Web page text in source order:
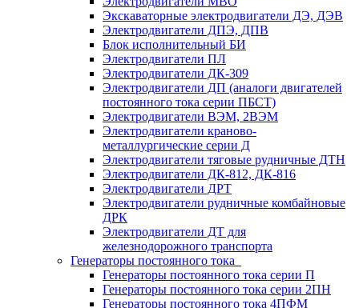
Экскаваторные электродвигатели ДЭ, ДЭВ
Электродвигатели ДПЭ, ДПВ
Блок исполнительный БИ
Электродвигатели ПЛ
Электродвигатели ДК-309
Электродвигатели ДП (аналоги двигателей
постоянного тока серии ПБСТ)
Электродвигатели ВЭМ, 2ВЭМ
Электродвигатели краново-
металлургические серии Д
Электродвигатели тяговые рудничные ДТН
Электродвигатели ДК-812, ДК-816
Электродвигатели ДРТ
Электродвигатели рудничные комбайновые
ДРК
Электродвигатели ДТ для
железнодорожного транспорта
Генераторы постоянного тока
Генераторы постоянного тока серии П
Генераторы постоянного тока серии 2ПН
Генераторы постоянного тока 4ПФМ